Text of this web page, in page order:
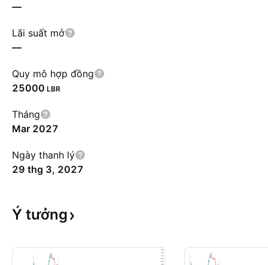
—
Lãi suất mở
—
Quy mô hợp đồng
25000 LBR
Tháng
Mar 2027
Ngày thanh lý
29 thg 3, 2027
Ý tưởng